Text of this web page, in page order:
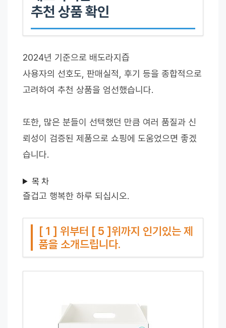
추천 상품 확인
2024년 기준으로 배도라지즙
사용자의 선호도, 판매실적, 후기 등을 종합적으로
고려하여 추천 상품을 엄선했습니다.
또한, 많은 분들이 선택했던 만큼 여러 품질과 신
뢰성이 검증된 제품으로 쇼핑에 도움었으면 좋겠
습니다.
목 차
즐겁고 행복한 하루 되십시오.
[ 1 ] 위부터 [ 5 ]위까지 인기있는 제
품을 소개드립니다.